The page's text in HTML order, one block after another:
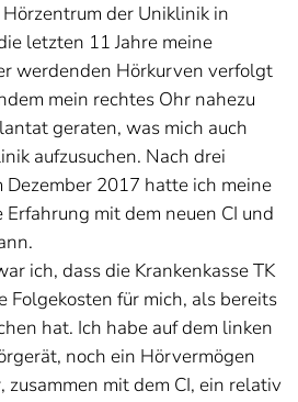
der Uniklinik in
letzten 11 Jahre meine
werdenden Hörkurven verfolgt
mein rechtes Ohr nahezu
geraten, was mich auch
aufzusuchen. Nach drei
2017 hatte ich meine
mit dem neuen CI und
ich, dass die Krankenkasse TK
Folgekosten für mich, als bereits
hat. Ich habe auf dem linken
noch ein Hörvermögen
mit dem CI, ein relativ